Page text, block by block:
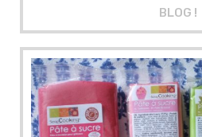
BLOG !